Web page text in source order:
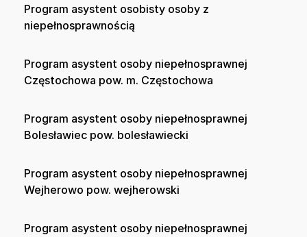
Program asystent osobisty osoby z
niepełnosprawnością
Program asystent osoby niepełnosprawnej
Częstochowa pow. m. Częstochowa
Program asystent osoby niepełnosprawnej
Bolesławiec pow. bolesławiecki
Program asystent osoby niepełnosprawnej
Wejherowo pow. wejherowski
Program asystent osoby niepełnosprawnej